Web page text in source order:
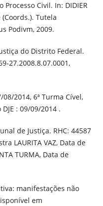
Processo Civil. In: DIDIER
(Coords.). Tutela
Podivm, 2009.
do Distrito Federal.
27.2008.8.07.0001,
08/2014, 6ª Turma Cível,
: 09/09/2014 .
de Justiça. RHC: 44587
LAURITA VAZ, Data de
TURMA, Data de
manifestações não
em